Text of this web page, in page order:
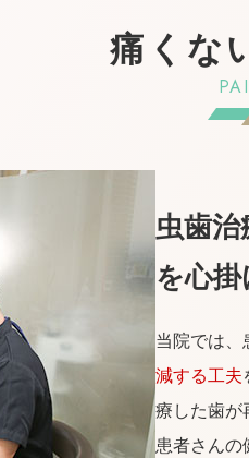
痛くな
虫歯治
を心掛
当院では、
減する工夫
療した歯が
患者さんの